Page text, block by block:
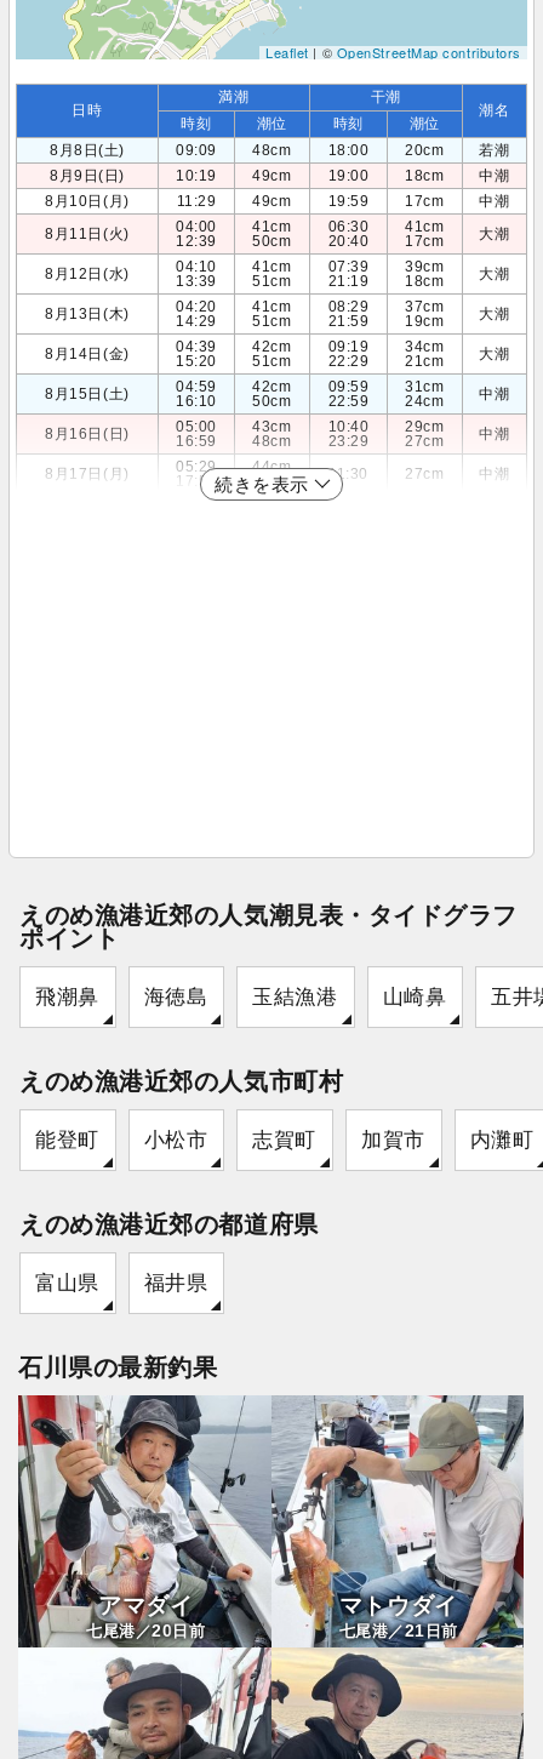
Leaflet| ©OpenStreetMap contributors
日時
満潮 干潮
潮名
時刻 潮位 時刻
潮位
8月8日(土)
09:09 48cm 18:00 20cm
若潮
8月9日(日)
10:19 49cm 19:00 18cm
中潮
8月10日(月)
11:29 49cm 19:59 17cm
中潮
8月11日(火)
04:00
12:39
41cm
50cm
06:30
20:40
41cm
17cm
大潮
8月12日(水)
04:10
13:39
41cm
51cm
07:39
21:19
39cm
18cm
大潮
8月13日(木)
04:20
14:29
41cm
51cm
08:29
21:59
37cm
19cm
大潮
8月14日(金)
04:39
15:20
42cm
51cm
09:19
22:29
34cm
21cm
大潮
8月15日(土)
04:59
16:10
42cm
50cm
09:59
22:59
31cm
24cm
中潮
8月16日(日)
05:00
16:59
43cm
48cm
10:40
23:29
29cm
27cm
中潮
8月17日(月)
05:29
17:59
44cm
46cm
11:30 27cm 中潮
続きを表示
えのめ漁港近郊の人気潮見表・タイドグラフ
ポイント
飛潮鼻 海徳島 玉結漁港 山崎鼻 五井
えのめ漁港近郊の人気市町村
能登町 小松市 志賀町 加賀市 内灘町
えのめ漁港近郊の都道府県
富山県 福井県
石川県の最新釣果
アマダイ
七尾港／20日前
マトウダイ
七尾港／21日前